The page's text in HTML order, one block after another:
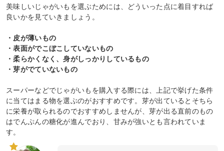
美味しいじゃがいもを選ぶためには、どういった点に着目すれば
良いかを見ていきましょう。
・皮が薄いもの
・表面がでこぼこしていないもの
・柔らかくなく、身がしっかりしているもの
・芽がでていないもの
スーパーなどでじゃがいもを購入する際には、上記で挙げた条件
に当てはまる物を選ぶのがおすすめです。芽が出ているとそちら
に栄養が取られるのでおすすめしませんが、芽が出る直前のもの
はでんぷんの糖化が進んでおり、甘みが強いとも言われていま
す。